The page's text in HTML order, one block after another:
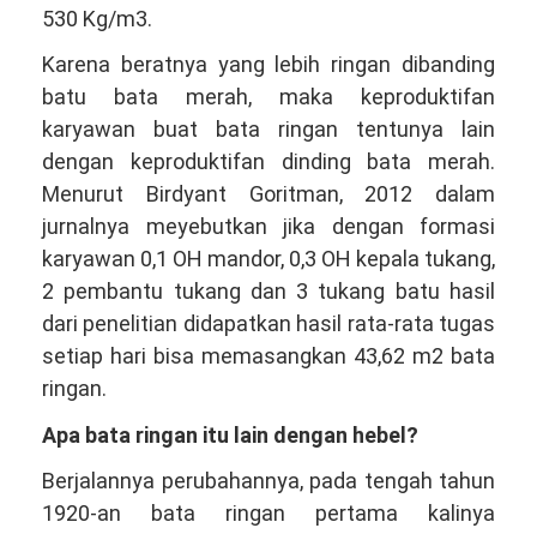
530 Kg/m3.
Karena beratnya yang lebih ringan dibanding
batu bata merah, maka keproduktifan
karyawan buat bata ringan tentunya lain
dengan keproduktifan dinding bata merah.
Menurut Birdyant Goritman, 2012 dalam
jurnalnya meyebutkan jika dengan formasi
karyawan 0,1 OH mandor, 0,3 OH kepala tukang,
2 pembantu tukang dan 3 tukang batu hasil
dari penelitian didapatkan hasil rata-rata tugas
setiap hari bisa memasangkan 43,62 m2 bata
ringan.
Apa bata ringan itu lain dengan hebel?
Berjalannya perubahannya, pada tengah tahun
1920-an bata ringan pertama kalinya